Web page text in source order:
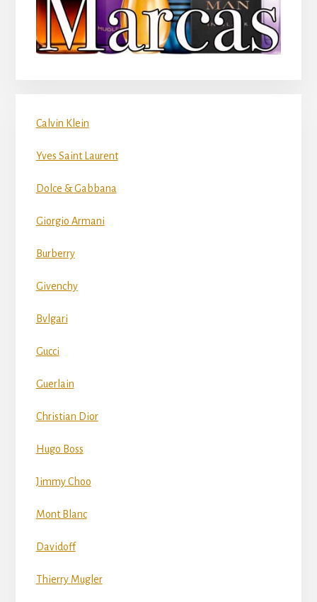
Calvin Klein
Yves Saint Laurent
Dolce & Gabbana
Giorgio Armani
Burberry
Givenchy
Bvlgari
Gucci
Guerlain
Christian Dior
Hugo Boss
Jimmy Choo
Mont Blanc
Davidoff
Thierry Mugler